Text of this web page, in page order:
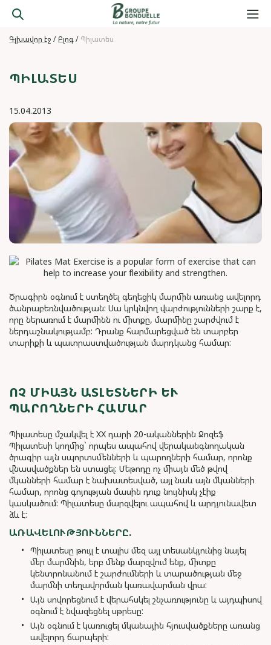
Գլխավոր էջ Բլոգ Պիլատես
ՊԻԼԱՏԵՍ
15.04.2013
Ծրագիրն օգնում է ստեղծել գեղեցիկ մարմին առանց ավելորդ
ծանրաբեռնվածության: Սա կրկնվող վարժությունների շարք է,
որը ներառում է մարմինն ու միտքը, մարմինը շարժվում է
ներդաշնակությամբ: Դրանք հարմարեցված են տարբեր
տարիքի և պատրաստվածության մարդկանց համար:
ՈՉ ՄԻԱՅՆ ԱՏԼԵՏՆԵՐԻ ԵՒ Պ
ԱՐՈՂՆԵՐԻ ՀԱՄԱՐ
Պիլատեսը մշակվել է XX դարի 20-ականներին Ջոզեֆ
Պիլատեսի կողմից` որպես ապահով վերականգնողական
ծրագիր այն սպորտսմենների և պարողների համար, որոնք
վնասվածքներ են ստացել: Մեթոդը ոչ միայն մեծ թվով
մկանների համար է նախատեսված, այլ նաև այն մկանների
համար, որոնց գոյության մասին դուք նույնիսկ չէիք
կասկածում: Պիլատեսը մարզվելու ապահով և արդյունավետ
ձև է:
ԱՌԱՎԵԼՈՒԹՅՈՒՆՆԵՐԸ.
Պիլատեսը թույլ է տալիս մեզ այլ տեսանկյունից նայել
մեր մարմնին, երբ մենք մարզվում ենք, միտքը
կենտրոնանում է շարժումների և տարածության մեջ
մարմնի տեղավորման կառավարման վրա:
Այն սովորեցնում է վերահսկել շնչառությունը և այդպիսով
օգնում է նվազեցնել սթրեսը:
Այն օգնում է կառուցել մկանային հյուսվածքները առանց
ավելորդ ճարպերի: